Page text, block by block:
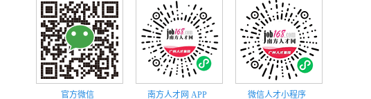
微信人才小程序
南方人才网 APP
官方微信